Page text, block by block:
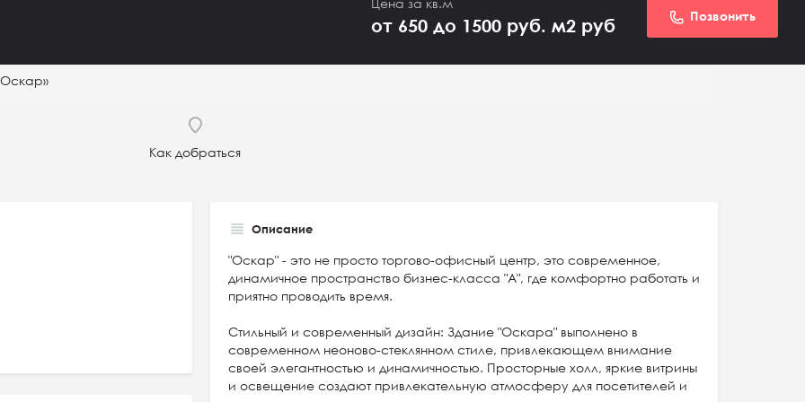
Цена за кв.м
от 650 до 1500 руб. м2 руб Позвонить
Как добраться
Описание
"Оскар" - это не просто торгово-офисный центр, это современное,
динамичное пространство бизнес-класса "А", где комфортно работать и
приятно проводить время.
Стильный и современный дизайн: Здание "Оскара" выполнено в
современном неоново-стеклянном стиле, привлекающем внимание
своей элегантностью и динамичностью. Просторные холл, яркие витрины
и освещение создают привлекательную атмосферу для посетителей и